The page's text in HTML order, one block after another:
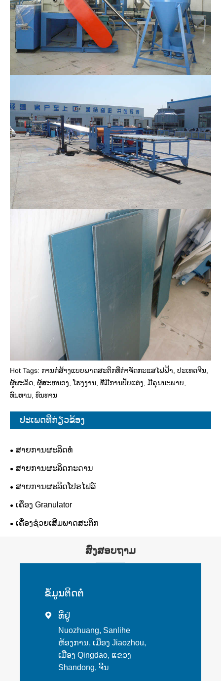
Hot Tags: ການກໍ່ສ້າງແບບພາດສະຕິກທີ່ກໍາຈັດກະແສໄຟຟ້າ, ປະເທດຈີນ,
ຜູ້ຜະລິດ, ຜູ້ສະຫນອງ, ໂຮງງານ, ທີ່ມີການປັບແຕ່ງ, ມີຄຸນນະພາບ,
ທົນທານ, ທົນທານ
ປະເພດທີ່ກ່ຽວຂ້ອງ
ສາຍການຜະລິດທໍ່
ສາຍການຜະລິດກະດານ
ສາຍການຜະລິດໂປຣໄຟລ໌
ເຄື່ອງ Granulator
ເຄື່ອງຊ່ວຍເສີມພາດສະຕິກ
ສົ່ງສອບຖາມ
ຂໍ້​ມູນ​ຕິດ​ຕໍ່
 ທີ່ຢູ່
Nuozhuang, Sanlihe
ຫ້ອງການ, ເມືອງ Jiaozhou,
ເມືອງ Qingdao, ແຂວງ
Shandong, ຈີນ